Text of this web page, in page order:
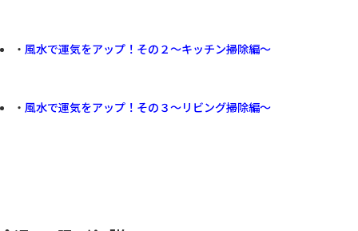
・ 風水で運気をアップ！その２〜キッチン掃除編〜
・ 風水で運気をアップ！その３〜リビング掃除編〜